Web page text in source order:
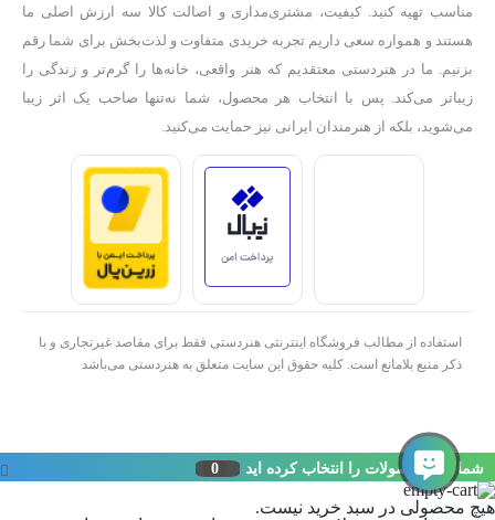
مناسب تهیه کنید. کیفیت، مشتری‌مداری و اصالت کالا سه ارزش اصلی ما
هستند و همواره سعی داریم تجربه خریدی متفاوت و لذت‌بخش برای شما رقم
بزنیم. ما در هنردستی معتقدیم که هنر واقعی، خانه‌ها را گرم‌تر و زندگی را
زیباتر می‌کند. پس با انتخاب هر محصول، شما نه‌تنها صاحب یک اثر زیبا
می‌شوید، بلکه از هنرمندان ایرانی نیز حمایت می‌کنید.
استفاده از مطالب فروشگاه اینترنتی هنردستی فقط برای مقاصد غیرتجاری و با
ذکر منبع بلامانع است. کلیه حقوق این سایت متعلق به هنردستی می‌باشد
شما این محصولات را انتخاب کرده اید 0
هیچ محصولی در سبد خرید نیست.